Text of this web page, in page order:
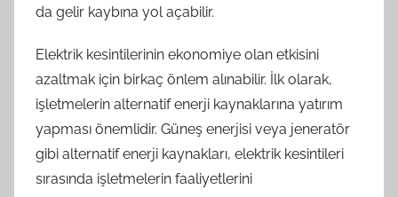
da gelir kaybına yol açabilir.
Elektrik kesintilerinin ekonomiye olan etkisini
azaltmak için birkaç önlem alınabilir. İlk olarak,
işletmelerin alternatif enerji kaynaklarına yatırım
yapması önemlidir. Güneş enerjisi veya jeneratör
gibi alternatif enerji kaynakları, elektrik kesintileri
sırasında işletmelerin faaliyetlerini